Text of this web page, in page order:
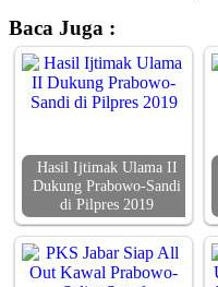
Baca Juga :
Hasil Ijtimak Ulama II
Dukung Prabowo-Sandi
di Pilpres 2019